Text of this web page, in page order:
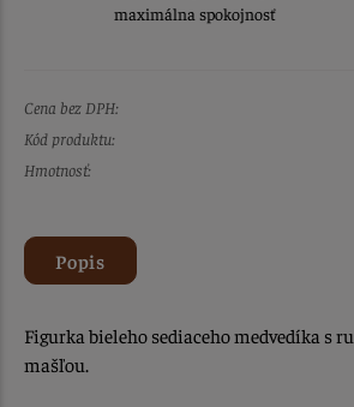
maximálna spokojnosť
Cena bez DPH:
Kód produktu:
Hmotnosť:
Popis
Figurka bieleho sediaceho medvedíka s
mašľou.